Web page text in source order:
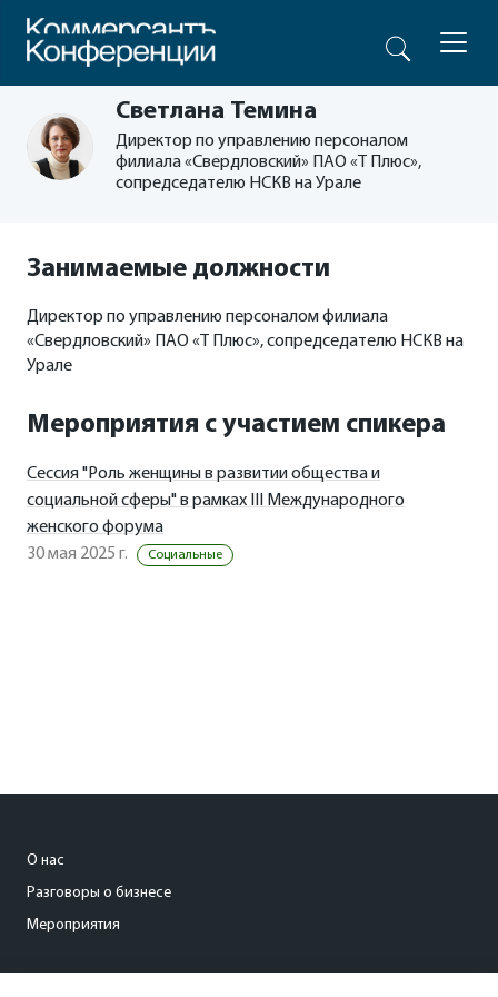
Светлана Темина
Директор по управлению персоналом
филиала «Свердловский» ПАО «Т Плюс»,
сопредседателю НСКВ на Урале
Занимаемые должности
Директор по управлению персоналом филиала
«Свердловский» ПАО «Т Плюс», сопредседателю НСКВ на
Урале
Мероприятия с участием спикера
Сессия "Роль женщины в развитии общества и
социальной сферы" в рамках III Международного
женского форума
30 мая 2025 г.
Социальные
О нас
Разговоры о бизнесе
Мероприятия